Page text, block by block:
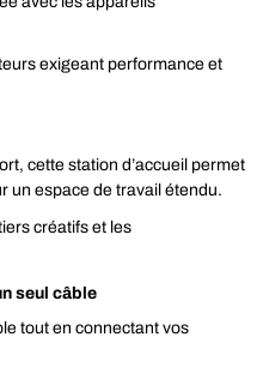
exigeant performance et
cette station d’accueil permet
un espace de travail étendu.
créatifs et les
seul câble
tout en connectant vos